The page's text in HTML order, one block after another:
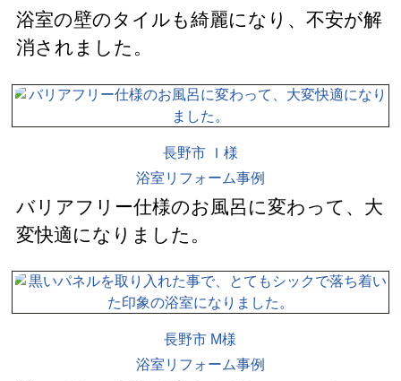
浴室の壁のタイルも綺麗になり、不安が解
消されました。
長野市 Ｉ様
浴室リフォーム事例
バリアフリー仕様のお風呂に変わって、大
変快適になりました。
長野市 M様
浴室リフォーム事例